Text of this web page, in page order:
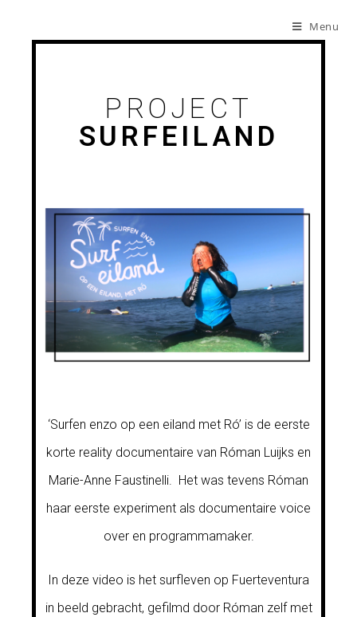
Menu
PROJECT
SURFEILAND
‘Surfen enzo op een eiland met Ró’ is de eerste
korte reality documentaire van Róman Luijks en
Marie-Anne Faustinelli. Het was tevens Róman
haar eerste experiment als documentaire voice
over en programmamaker.
In deze video is het surfleven op Fuerteventura
in beeld gebracht, gefilmd door Róman zelf met